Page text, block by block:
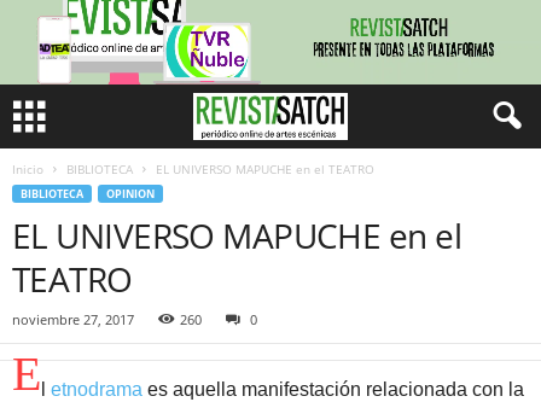
Inicio BIBLIOTECA EL UNIVERSO MAPUCHE en el TEATRO
BIBLIOTECA OPINION
EL UNIVERSO MAPUCHE en el
TEATRO
noviembre 27, 2017 260 0
E etnodrama es aquella manifestación relacionada con la